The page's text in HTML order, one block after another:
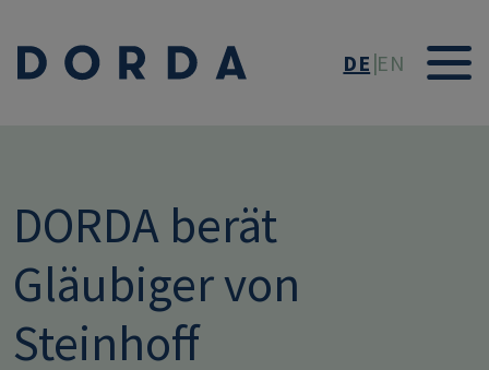
DE EN
DORDA berät
Gläubiger von
Steinhoff